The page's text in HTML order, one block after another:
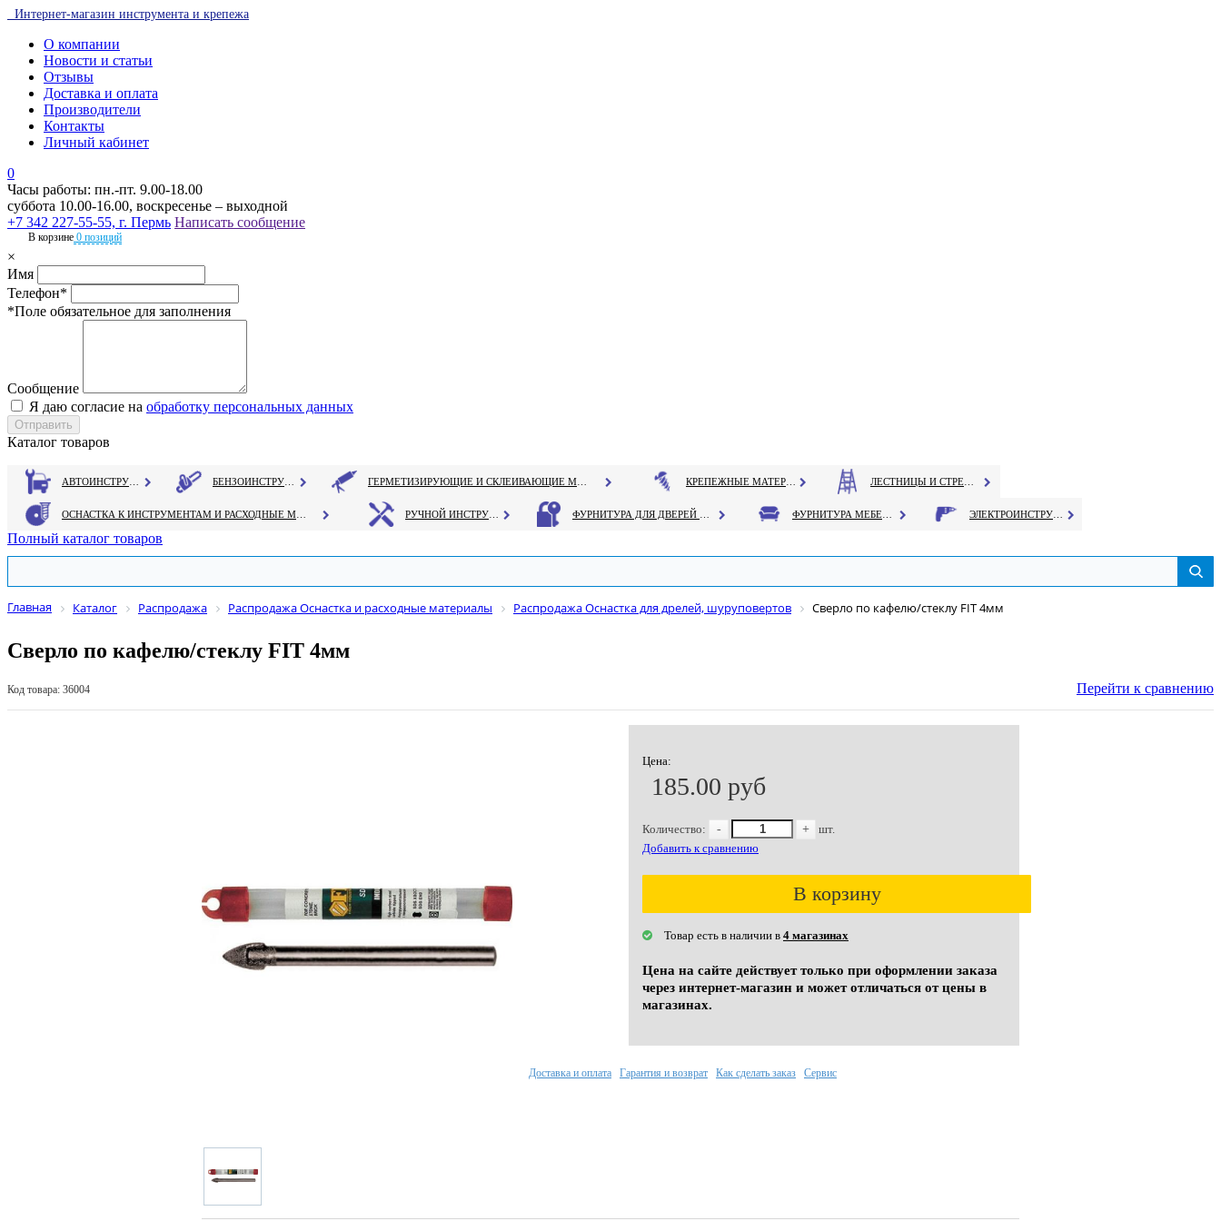
Интернет-магазин инструмента и крепежа
О компании
Новости и статьи
Отзывы
Доставка и оплата
Производители
Контакты
Личный кабинет
0
Часы работы: пн.-пт. 9.00-18.00
суббота 10.00-16.00, воскресенье – выходной
+7 342 227-55-55, г. Пермь Написать сообщение
В корзине 0 позиций
×
Имя
Телефон*
*Поле обязательное для заполнения
Сообщение
Я даю согласие на обработку персональных данных
Каталог товаров
Полный каталог товаров
Главная Каталог Распродажа Распродажа Оснастка и расходные материалы Распродажа Оснастка для дрелей, шуруповертов Сверло по кафелю/стеклу FIT 4мм
Сверло по кафелю/стеклу FIT 4мм
Код товара: 36004 Перейти к сравнению
Цена:
185.00 руб
Количество: - +
шт.
Добавить к сравнению
В корзину
Товар есть в наличии в 4 магазинах
Цена на сайте действует только при оформлении заказа
через интернет-магазин и может отличаться от цены в
магазинах.
Доставка и оплата Гарантия и возврат Как сделать заказ Сервис